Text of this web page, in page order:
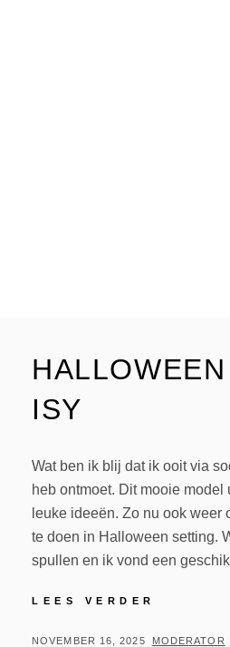
ISY
Wat ben ik blij dat ik ooit via
heb ontmoet. Dit mooie model
leuke ideeën. Zo nu ook weer
te doen in Halloween setting.
spullen en ik vond een
LEES VERDER
ISY
GEPLAATST
NOVEMBER 16, 2025 BY
MODERATOR